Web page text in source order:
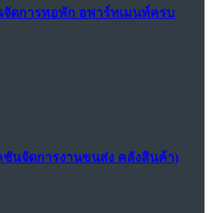
จัดการหอพัก อพาร์ทเมนท์ครบ
ชันจัดการงานขนส่ง คลังสินค้า)